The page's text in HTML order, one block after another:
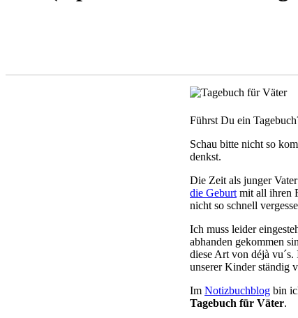
Führst Du ein
Schau bitte nicht so
denkst.
Die Zeit als junger
die Geburt mit all ihren
nicht so schnell
Ich muss leider
abhanden gekommen
diese Art von déjà
unserer Kinder ständig
Im Notizbuchblog bin
Tagebuch für Väter.